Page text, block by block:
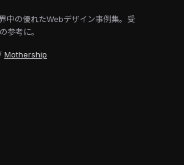
中の優れたWebデザイン事例集。受
参考に。
Mothership